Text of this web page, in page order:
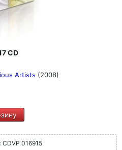
CD
Artists (2008)
CDVP 016915